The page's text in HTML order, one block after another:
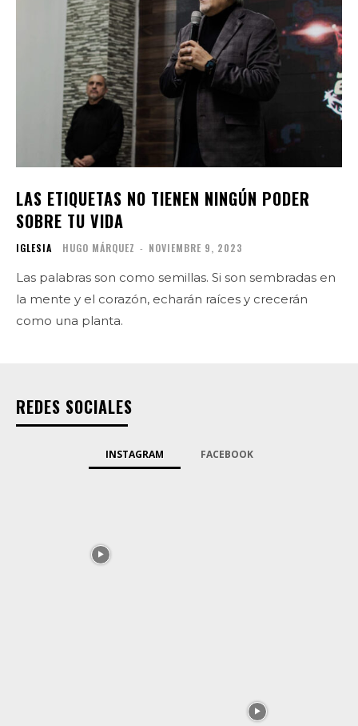
LAS ETIQUETAS NO TIENEN NINGÚN PODER
SOBRE TU VIDA
IGLESIA HUGO MÁRQUEZ - NOVIEMBRE 9, 2023
Las palabras son como semillas. Si son sembradas en
la mente y el corazón, echarán raíces y crecerán
como una planta.
REDES SOCIALES
INSTAGRAM FACEBOOK